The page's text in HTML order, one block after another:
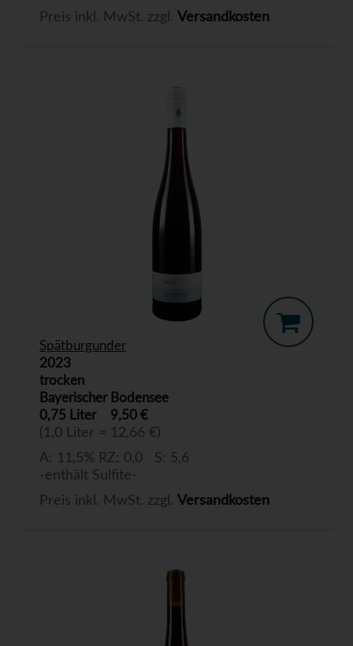
Preis inkl. MwSt. zzgl. Versandkosten
Spätburgunder
2023
trocken
Bayerischer Bodensee
0,75 Liter
9,50 €
(1,0 Liter = 12,66 €)
A: 11,5% RZ: 0,0 S: 5,6
-enthält Sulfite-
Preis inkl. MwSt. zzgl. Versandkosten